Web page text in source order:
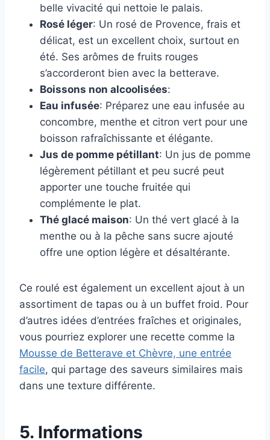
belle vivacité qui nettoie le palais.
Rosé léger: Un rosé de Provence, frais et
délicat, est un excellent choix, surtout en
été. Ses arômes de fruits rouges
s’accorderont bien avec la betterave.
Boissons non alcoolisées:
Eau infusée: Préparez une eau infusée au
concombre, menthe et citron vert pour une
boisson rafraîchissante et élégante.
Jus de pomme pétillant: Un jus de pomme
légèrement pétillant et peu sucré peut
apporter une touche fruitée qui
complémente le plat.
Thé glacé maison: Un thé vert glacé à la
menthe ou à la pêche sans sucre ajouté
offre une option légère et désaltérante.
Ce roulé est également un excellent ajout à un
assortiment de tapas ou à un buffet froid. Pour
d’autres idées d’entrées fraîches et originales,
vous pourriez explorer une recette comme la
Mousse de Betterave et Chèvre, une entrée
facile, qui partage des saveurs similaires mais
dans une texture différente.
5. Informations